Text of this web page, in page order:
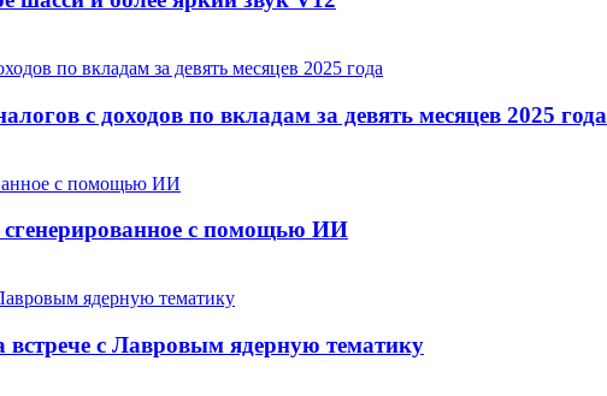
с доходов по вкладам за девять месяцев 2025 года
сгенерированное с помощью ИИ
с Лавровым ядерную тематику